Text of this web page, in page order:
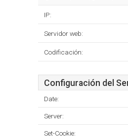
IP:
Servidor web:
Codificación:
Configuración del
Date:
Server:
Set-Cookie: